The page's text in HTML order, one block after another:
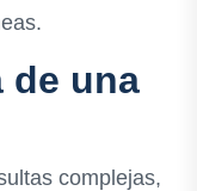
de una
complejas,